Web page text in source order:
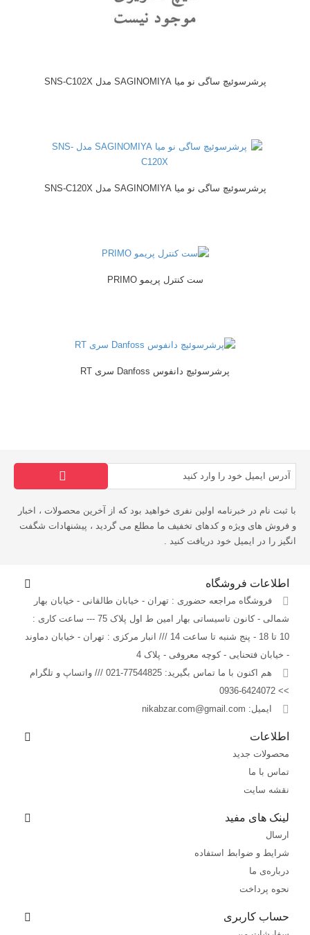
پرشرسوئیچ ساگی نو میا SAGINOMIYA مدل SNS-C102X
پرشرسوئیچ ساگی نو میا SAGINOMIYA مدل SNS-C120X
ست کنترل پریمو PRIMO
پرشرسوئیچ دانفوس Danfoss سری RT
با ثبت نام در خبرنامه اولین نفری خواهید بود که از آخرین محصولات ، اخبار
و فروش های ویژه و کدهای تخفیف ما مطلع می گردید ، پیشنهادات شگفت
انگیز را در ایمیل خود دریافت کنید .
اطلاعات فروشگاه
فروشگاه مراجعه حضوری : تهران - خیابان طالقانی - خیابان بهار
شمالی - کانون تاسیساتی بهار امین ط اول پلاک 75 --- ساعت کاری :
10 تا 18 - پنج شنبه تا ساعت 14 /// انبار مرکزی : تهران - خیابان دماوند
- خیابان فتحنایی - کوچه معروفی - پلاک 4
هم اکنون با ما تماس بگیرید:
77544825-021 /// واتساپ و تلگرام
>> 6424072-0936
ایمیل: nikabzar.com@gmail.com
اطلاعات
محصولات جدید
تماس با ما
نقشه سایت
لینک های مفید
ارسال
شرایط و ضوابط استفاده
درباره‌ی ما
نحوه پرداخت
حساب کاربری